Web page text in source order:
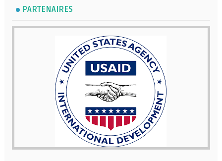
PARTENAIRES